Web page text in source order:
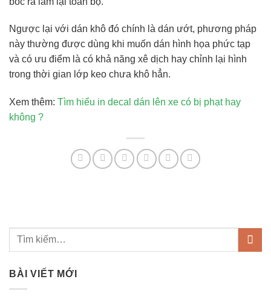
Ngược lại với dán khô đó chính là dán ướt, phương pháp
này thường được dùng khi muốn dán hình họa phức tạp
và có ưu điểm là có khả năng xê dịch hay chỉnh lại hình
trong thời gian lớp keo chưa khô hẳn.
Xem thêm: Tìm hiểu in decal dán lên xe có bị phạt hay
không ?
BÀI VIẾT MỚI